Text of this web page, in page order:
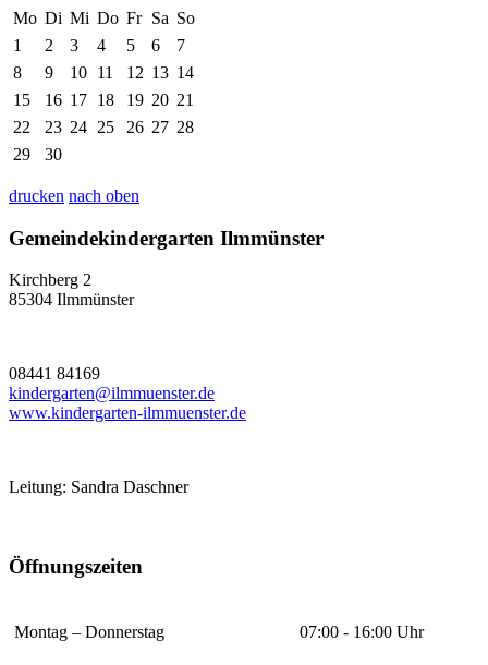
Mo Di Mi Do Fr Sa So
1
2 3 4 5 6
7
8
9 10 11 12 13 14
15
16 17 18 19 20 21
22
23 24 25 26 27 28
29
30
drucken nach oben
Gemeindekindergarten Ilmmünster
Kirchberg 2
85304 Ilmmünster
08441 84169
kindergarten@ilmmuenster.de
www.kindergarten-ilmmuenster.de
Leitung: Sandra Daschner
Öffnungszeiten
Montag – Donnerstag 07:00 - 16:00 Uhr